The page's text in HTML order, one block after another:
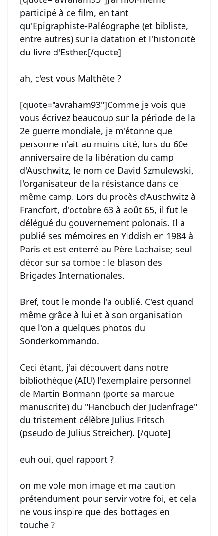
participé à ce film, en tant
qu'Epigraphiste-Paléographe (et bibliste,
entre autres) sur la datation et l'historicité
du livre d'Esther.[/quote]
ah, c'est vous Malthête ?
[quote="avraham93"]Comme je vois que
vous écrivez beaucoup sur la période de la
2e guerre mondiale, je m'étonne que
personne n'ait au moins cité, lors du 60e
anniversaire de la libération du camp
d'Auschwitz, le nom de David Szmulewski,
l'organisateur de la résistance dans ce
même camp. Lors du procès d'Auschwitz à
Francfort, d'octobre 63 à août 65, il fut le
délégué du gouvernement polonais. Il a
publié ses mémoires en Yiddish en 1984 à
Paris et est enterré au Père Lachaise; seul
décor sur sa tombe : le blason des
Brigades Internationales.
Bref, tout le monde l'a oublié. C'est quand
même grâce à lui et à son organisation
que l'on a quelques photos du
Sonderkommando.
Ceci étant, j'ai découvert dans notre
bibliothèque (AIU) l'exemplaire personnel
de Martin Bormann (porte sa marque
manuscrite) du "Handbuch der Judenfrage"
du tristement célèbre Julius Fritsch
(pseudo de Julius Streicher). [/quote]
euh oui, quel rapport ?
on me vole mon image et ma caution
prétendument pour servir votre foi, et cela
ne vous inspire que des bottages en
touche ?